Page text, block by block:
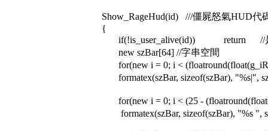
Show_RageHud(id) ///僵屍怒氣HUD代
{
if(!is_user_alive(id)) return //
new szBar[64] //字串空間
for(new i = 0; i <
formatex(szBar, sizeof(szBar), "%s|",
for(new i = 0; i < (25 -
formatex(szBar, sizeof(szBar), "%s ",